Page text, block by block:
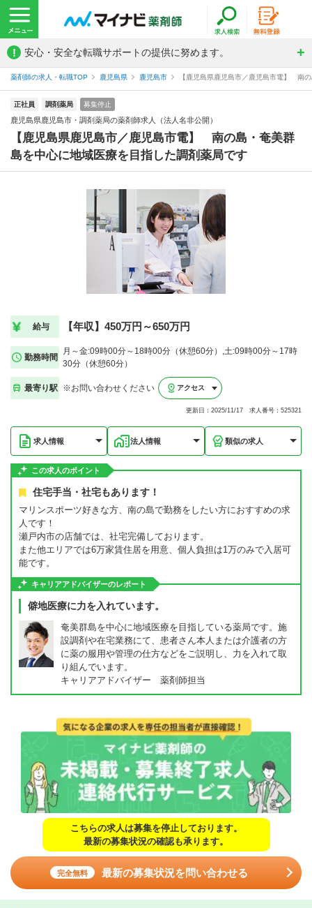
! 安心・安全な転職サポートの提供に努めます。
薬剤師の求人・転職TOP 鹿児島県 鹿児島市 【鹿児島県鹿児島市／鹿児島市電】 南
正社員 調剤薬局 募集停止
鹿児島県鹿児島市・調剤薬局の薬剤師求人（法人名非公開）
【鹿児島県鹿児島市／鹿児島市電】 南の島・奄美群
島を中心に地域医療を目指した調剤薬局です
給与 【年収】450万円～650万円
勤務時間
月～金:09時00分～18時00分（休憩60分）,土:09時00分～17時
30分（休憩60分）
最寄り駅 ※お問い合わせください アクセス
更新日：2025/11/17 求人番号：525321
求人情報 法人情報 類似の求人
この求人のポイント
住宅手当・社宅もあります！
マリンスポーツ好きな方、南の島で勤務をしたい方におすすめの求
人です！
瀬戸内市の店舗では、社宅完備しております。
また他エリアでは6万家賃住居を用意、個人負担は1万のみで入居可
能です。
キャリアアドバイザーのレポート
僻地医療に力を入れています。
奄美群島を中心に地域医療を目指している薬局です。施
設調剤や在宅業務にて、患者さん本人または介護者の方
に薬の服用や管理の仕方などをご説明し、力を入れて取
り組んでいます。
キャリアアドバイザー 薬剤師担当
こちらの求人は募集を停止しております。
最新の募集状況の確認も承ります。
完全無料 最新の募集状況を問い合わせる